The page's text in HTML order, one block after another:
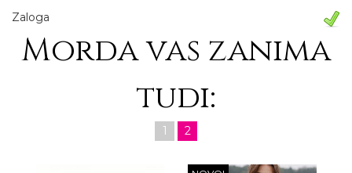
Zaloga
Morda vas zanima
tudi:
1 2